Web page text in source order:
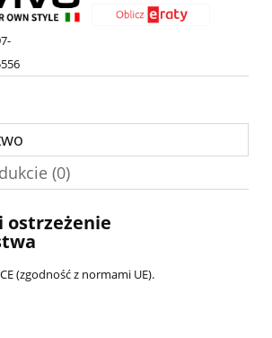
(0)
(zgodność z normami UE).